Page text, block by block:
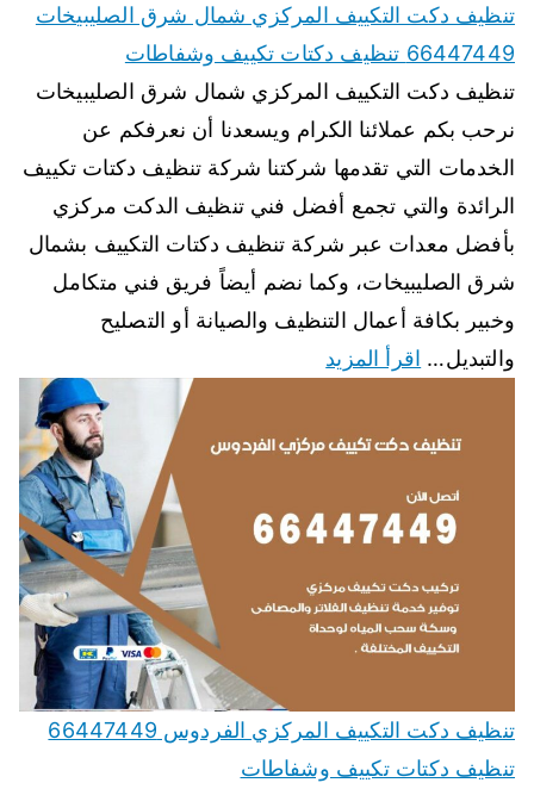
تنظيف دكت التكييف المركزي شمال شرق الصليبيخات
66447449 تنظيف دكتات تكييف وشفاطات
تنظيف دكت التكييف المركزي شمال شرق الصليبيخات
نرحب بكم عملائنا الكرام ويسعدنا أن نعرفكم عن
الخدمات التي تقدمها شركتنا شركة تنظيف دكتات تكييف
الرائدة والتي تجمع أفضل فني تنظيف الدكت مركزي
بأفضل معدات عبر شركة تنظيف دكتات التكييف بشمال
شرق الصليبيخات، وكما نضم أيضاً فريق فني متكامل
وخبير بكافة أعمال التنظيف والصيانة أو التصليح
والتبديل… اقرأ المزيد
تنظيف دكت التكييف المركزي الفردوس 66447449
تنظيف دكتات تكييف وشفاطات